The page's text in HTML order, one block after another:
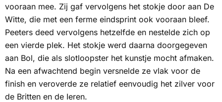
vooraan mee. Zij gaf vervolgens het stokje door aan De
Witte, die met een ferme eindsprint ook vooraan bleef.
Peeters deed vervolgens hetzelfde en nestelde zich op
een vierde plek. Het stokje werd daarna doorgegeven
aan Bol, die als slotloopster het kunstje mocht afmaken.
Na een afwachtend begin versnelde ze vlak voor de
finish en veroverde ze relatief eenvoudig het zilver voor
de Britten en de Ieren.